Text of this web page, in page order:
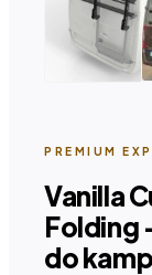
PREMIUM
Vanilla
Folding
do